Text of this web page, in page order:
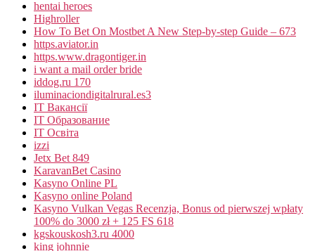
hentai heroes
Highroller
How To Bet On Mostbet A New Step-by-step Guide – 673
https.aviator.in
https.www.dragontiger.in
i want a mail order bride
iddog.ru 170
iluminaciondigitalrural.es3
IT Вакансії
IT Образование
IT Освіта
izzi
Jetx Bet 849
KaravanBet Casino
Kasyno Online PL
Kasyno online Poland
Kasyno Vulkan Vegas Recenzja, Bonus od pierwszej wpłaty
100% do 3000 zł + 125 FS 618
kgskouskosh3.ru 4000
king johnnie